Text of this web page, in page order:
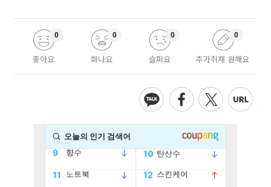
좋아요
0
화나요
0
슬퍼요
0
추가취재 원해요
0